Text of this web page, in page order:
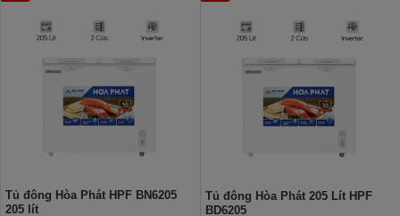
Tủ đông Hòa Phát HPF BN6205
205 lít
Tủ đông Hòa Phát 205 Lít HPF
BD6205